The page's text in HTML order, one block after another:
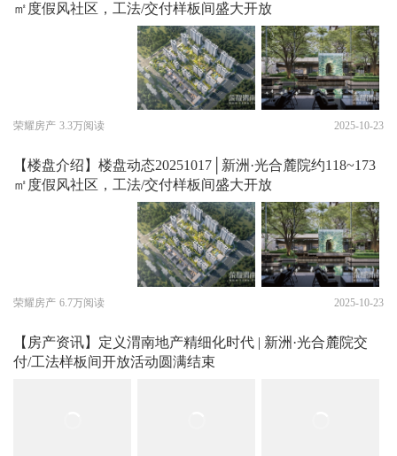
㎡度假风社区，工法/交付样板间盛大开放
荣耀房产 3.3万阅读 2025-10-23
【楼盘介绍】楼盘动态20251017│新洲·光合麓院约118~173
㎡度假风社区，工法/交付样板间盛大开放
荣耀房产 6.7万阅读 2025-10-23
【房产资讯】定义渭南地产精细化时代 | 新洲·光合麓院交
付/工法样板间开放活动圆满结束